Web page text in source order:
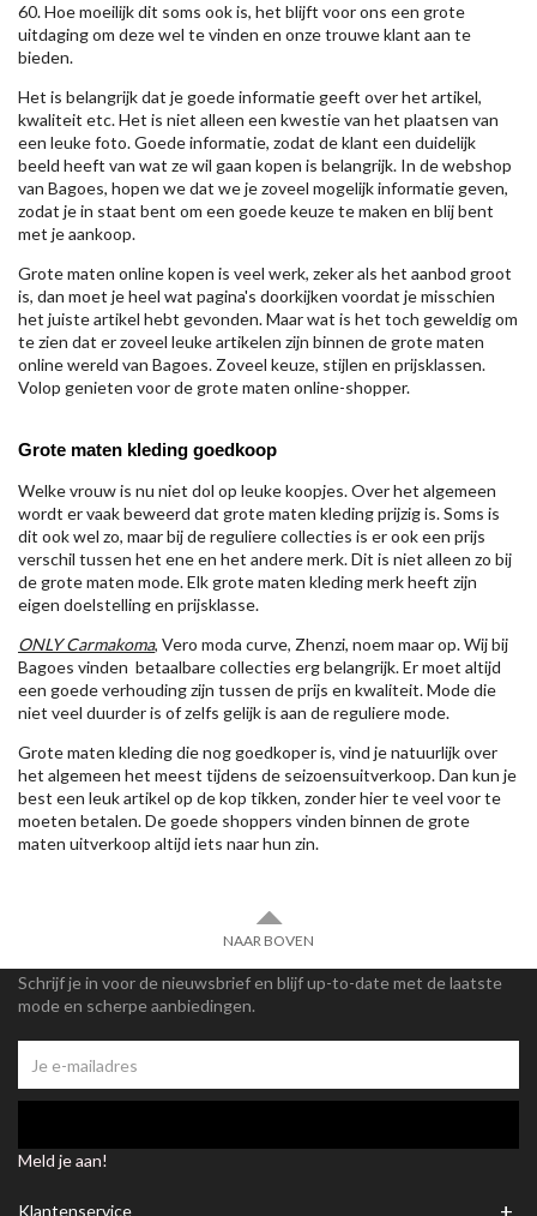
60. Hoe moeilijk dit soms ook is, het blijft voor ons een grote
uitdaging om deze wel te vinden en onze trouwe klant aan te
bieden.
Het is belangrijk dat je goede informatie geeft over het artikel,
kwaliteit etc. Het is niet alleen een kwestie van het plaatsen van
een leuke foto. Goede informatie, zodat de klant een duidelijk
beeld heeft van wat ze wil gaan kopen is belangrijk. In de webshop
van Bagoes, hopen we dat we je zoveel mogelijk informatie geven,
zodat je in staat bent om een goede keuze te maken en blij bent
met je aankoop.
Grote maten online kopen is veel werk, zeker als het aanbod groot
is, dan moet je heel wat pagina's doorkijken voordat je misschien
het juiste artikel hebt gevonden. Maar wat is het toch geweldig om
te zien dat er zoveel leuke artikelen zijn binnen de grote maten
online wereld van Bagoes. Zoveel keuze, stijlen en prijsklassen.
Volop genieten voor de grote maten online-shopper.
Grote maten kleding goedkoop
Welke vrouw is nu niet dol op leuke koopjes. Over het algemeen
wordt er vaak beweerd dat grote maten kleding prijzig is. Soms is
dit ook wel zo, maar bij de reguliere collecties is er ook een prijs
verschil tussen het ene en het andere merk. Dit is niet alleen zo bij
de grote maten mode. Elk grote maten kleding merk heeft zijn
eigen doelstelling en prijsklasse.
ONLY Carmakoma, Vero moda curve, Zhenzi, noem maar op. Wij bij
Bagoes vinden betaalbare collecties erg belangrijk. Er moet altijd
een goede verhouding zijn tussen de prijs en kwaliteit. Mode die
niet veel duurder is of zelfs gelijk is aan de reguliere mode.
Grote maten kleding die nog goedkoper is, vind je natuurlijk over
het algemeen het meest tijdens de seizoensuitverkoop. Dan kun je
best een leuk artikel op de kop tikken, zonder hier te veel voor te
moeten betalen. De goede shoppers vinden binnen de grote
maten uitverkoop altijd iets naar hun zin.
NAAR BOVEN
Schrijf je in voor de nieuwsbrief en blijf up-to-date met de laatste
mode en scherpe aanbiedingen.
Meld je aan!
Klantenservice